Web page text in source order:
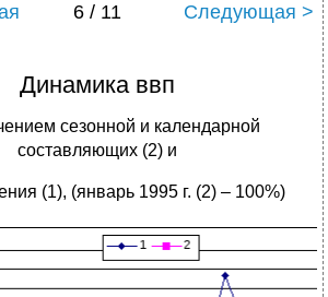
6 / 11 Следующая >
Динамика ввп
сезонной и календарной
составляющих (2) и
(1), (январь 1995 г. (2) – 100%)